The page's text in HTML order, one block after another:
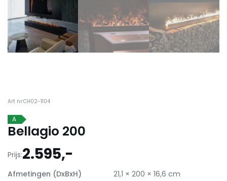
Art nr:CH02-1104
A
Bellagio 200
Prijs:2.595,-
Afmetingen (DxBxH)
21,1 × 200 × 16,6 cm